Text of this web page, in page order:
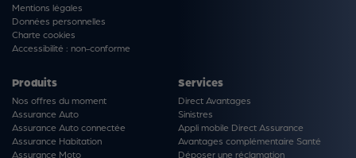
Mentions légales
Données personnelles
Charte cookies
Accessibilité : non-conforme
Produits
Nos offres du moment
Assurance Auto
Assurance Auto connectée
Assurance Habitation
Assurance Moto
Services
Direct Avantages
Sinistres
Appli mobile Direct Assurance
Avantages complémentaire Santé
Déposer une réclamation